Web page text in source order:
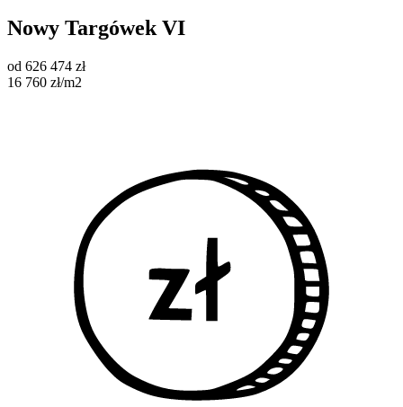
Nowy Targówek VI
od 626 474 zł
16 760 zł/m2